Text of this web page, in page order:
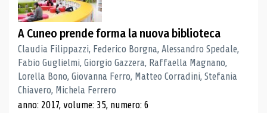
A Cuneo prende forma la nuova biblioteca
Claudia Filippazzi, Federico Borgna, Alessandro Spedale,
Fabio Guglielmi, Giorgio Gazzera, Raffaella Magnano,
Lorella Bono, Giovanna Ferro, Matteo Corradini, Stefania
Chiavero, Michela Ferrero
anno: 2017, volume: 35, numero: 6